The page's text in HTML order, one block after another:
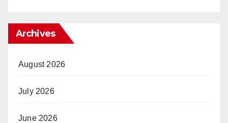
Archives
August 2026
July 2026
June 2026